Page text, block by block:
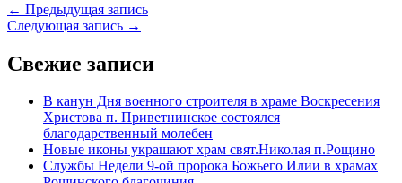
← Предыдущая запись
Следующая запись →
Свежие записи
В канун Дня военного строителя в храме Воскресения
Христова п. Приветнинское состоялся
благодарственный молебен
Новые иконы украшают храм свят.Николая п.Рощино
Службы Недели 9-ой пророка Божьего Илии в храмах